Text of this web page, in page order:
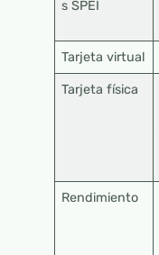
s SPEI
Tarjeta virtual
Tarjeta física
Rendimiento